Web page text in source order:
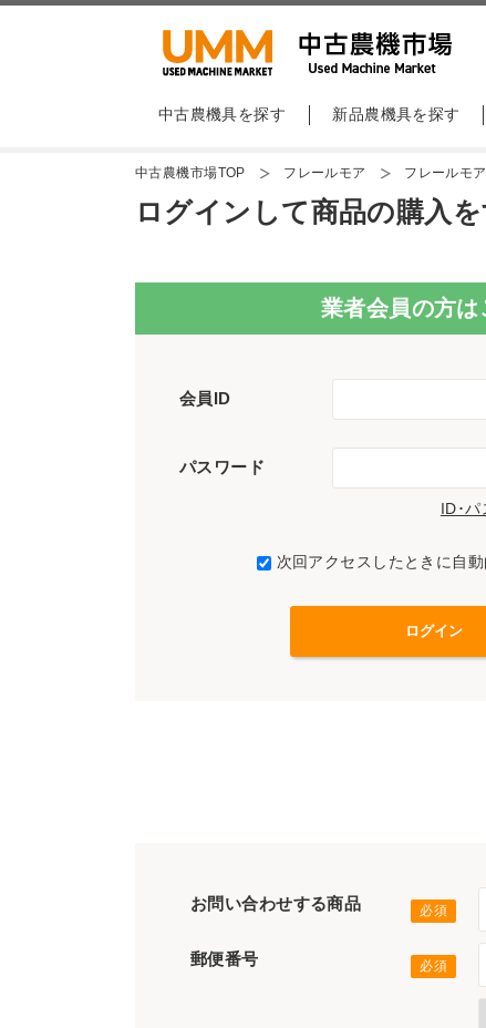
中古農機具を探す 新品農機具を探す
中古農機市場TOP フレールモア フレールモ
ログインして商品の購入を
業者会員の方は
会員ID
パスワード
ID･パ
次回アクセスしたときに自
お問い合わせする商品
郵便番号